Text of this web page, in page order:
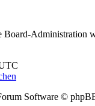
Board-Administration
Software ©